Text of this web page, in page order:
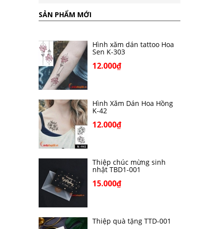
SẢN PHẨM MỚI
Hình xăm dán tattoo Hoa
Sen K-303
12.000₫
Hình Xăm Dán Hoa Hồng
K-42
12.000₫
Thiệp chúc mừng sinh
nhật TBD1-001
15.000₫
Thiệp quà tặng TTD-001